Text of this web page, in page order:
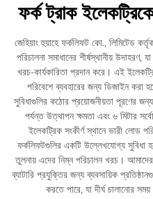
ফর্ক ট্রাক
জেহিয়াং হুয়াহে ফর্কলিফট কো., লিমিটেড
পরিচালনা সমাধানের শীর্ষস্থানীয়
খরচ-কার্যকারিতা প্রদান করে। এই
পরিবেশে ব্যবহারের জন্য ডিজাইন করা
সুবিধাগুলির কঠোর প্রয়োজনীয়তা পূরণের
পর্যন্ত উত্থাপন ক্ষমতা এবং ৬ মিটার
ইলেকট্রিক সংকীর্ণ স্থানে ভারী লোড
ফর্কলিফটগুলির একটি উল্লেখযোগ্য
তুলনায় এদের নিম্ন পরিচালন খরচ।
ব্যাটারি প্রযুক্তির জন্য ব্যবসায়িক
করতে পারে, যা দীর্ঘ চালানোর